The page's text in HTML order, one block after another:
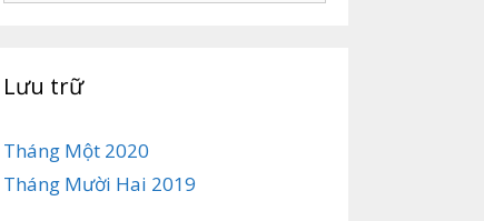
Lưu trữ
Tháng Một 2020
Tháng Mười Hai 2019